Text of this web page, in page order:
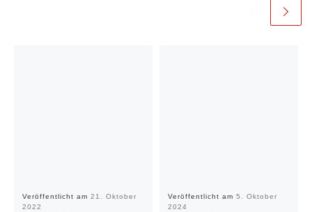
Veröffentlicht am 21. Oktober
2022
Veröffentlicht am 5. Oktober
2024